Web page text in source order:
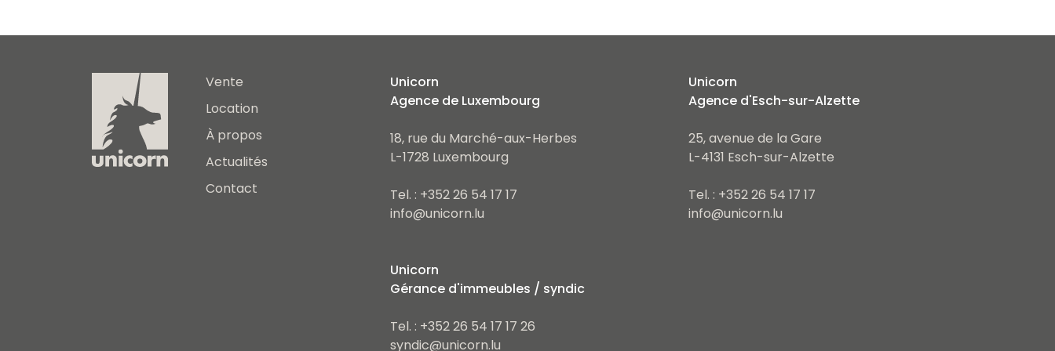
Vente
Location
À propos
Actualités
Contact
Unicorn
Agence de Luxembourg
18, rue du Marché-aux-Herbes
L-1728 Luxembourg
Tel. : +352 26 54 17 17
info@unicorn.lu
Unicorn
Agence d'Esch-sur-Alzette
25, avenue de la Gare
L-4131 Esch-sur-Alzette
Tel. : +352 26 54 17 17
info@unicorn.lu
Unicorn
Gérance d'immeubles / syndic
Tel. : +352 26 54 17 17 26
syndic@unicorn.lu